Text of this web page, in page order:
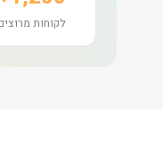
לקוחות מרוצים